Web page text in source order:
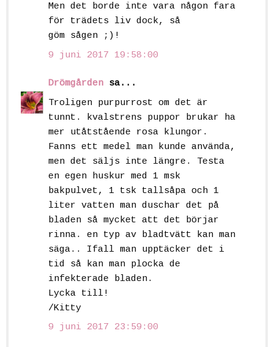
Men det borde inte vara någon fara
för trädets liv dock, så
göm sågen ;)!
9 juni 2017 19:58:00
Drömgården sa...
Troligen purpurrost om det är
tunnt. kvalstrens puppor brukar ha
mer utåtstående rosa klungor.
Fanns ett medel man kunde använda,
men det säljs inte längre. Testa
en egen huskur med 1 msk
bakpulvet, 1 tsk tallsåpa och 1
liter vatten man duschar det på
bladen så mycket att det börjar
rinna. en typ av bladtvätt kan man
säga.. Ifall man upptäcker det i
tid så kan man plocka de
infekterade bladen.
Lycka till!
/Kitty
9 juni 2017 23:59:00